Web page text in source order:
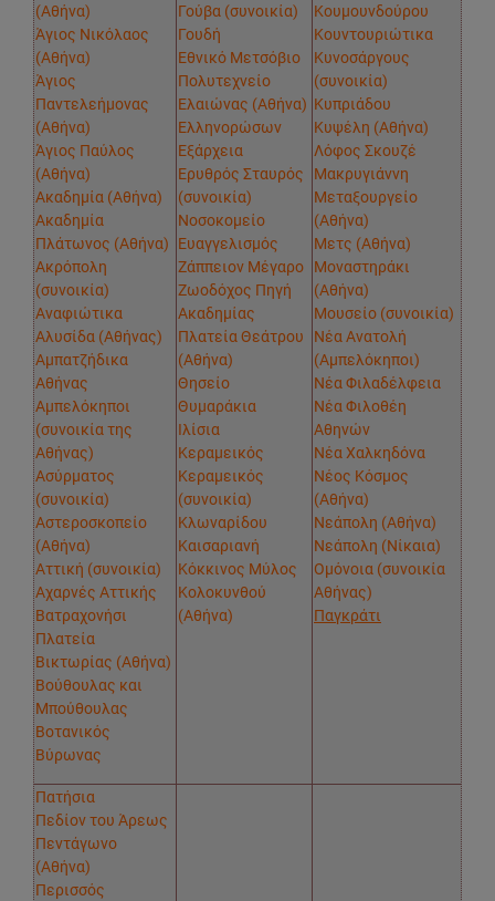
(Αθήνα)
Άγιος Νικόλαος
(Αθήνα)
Άγιος
Παντελεήμονας
(Αθήνα)
Άγιος Παύλος
(Αθήνα)
Ακαδημία (Αθήνα)
Ακαδημία
Πλάτωνος (Αθήνα)
Ακρόπολη
(συνοικία)
Αναφιώτικα
Αλυσίδα (Αθήνας)
Αμπατζήδικα
Αθήνας
Αμπελόκηποι
(συνοικία της
Αθήνας)
Ασύρματος
(συνοικία)
Αστεροσκοπείο
(Αθήνα)
Αττική (συνοικία)
Αχαρνές Αττικής
Βατραχονήσι
Πλατεία
Βικτωρίας (Αθήνα)
Βούθουλας και
Μπούθουλας
Βοτανικός
Βύρωνας
Γούβα (συνοικία)
Γουδή
Εθνικό Μετσόβιο
Πολυτεχνείο
Ελαιώνας (Αθήνα)
Ελληνορώσων
Εξάρχεια
Ερυθρός Σταυρός
(συνοικία)
Νοσοκομείο
Ευαγγελισμός
Ζάππειον Μέγαρο
Ζωοδόχος Πηγή
Ακαδημίας
Πλατεία Θεάτρου
(Αθήνα)
Θησείο
Θυμαράκια
Ιλίσια
Κεραμεικός
Κεραμεικός
(συνοικία)
Κλωναρίδου
Καισαριανή
Κόκκινος Μύλος
Κολοκυνθού
(Αθήνα)
Κουμουνδούρου
Κουντουριώτικα
Κυνοσάργους
(συνοικία)
Κυπριάδου
Κυψέλη (Αθήνα)
Λόφος Σκουζέ
Μακρυγιάννη
Μεταξουργείο
(Αθήνα)
Μετς (Αθήνα)
Μοναστηράκι
(Αθήνα)
Μουσείο (συνοικία)
Νέα Ανατολή
(Αμπελόκηποι)
Νέα Φιλαδέλφεια
Νέα Φιλοθέη
Αθηνών
Νέα Χαλκηδόνα
Νέος Κόσμος
(Αθήνα)
Νεάπολη (Αθήνα)
Νεάπολη (Νίκαια)
Ομόνοια (συνοικία
Αθήνας)
Παγκράτι
Πατήσια
Πεδίον του Άρεως
Πεντάγωνο
(Αθήνα)
Περισσός